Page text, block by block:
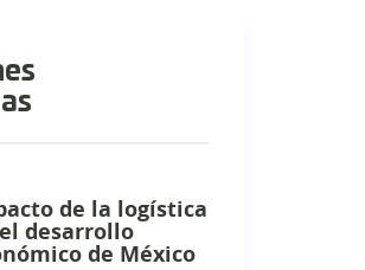
de la logística
desarrollo
de México